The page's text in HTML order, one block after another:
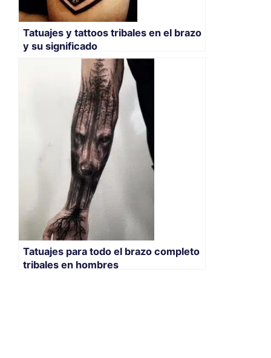
Tatuajes y tattoos tribales en el brazo
y su significado
Tatuajes para todo el brazo completo
tribales en hombres